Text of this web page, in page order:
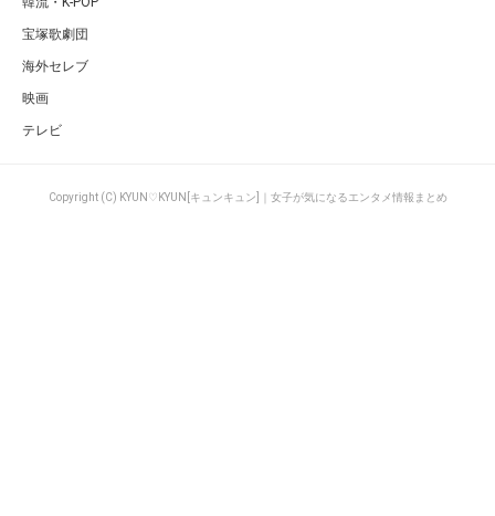
宝塚歌劇団
海外セレブ
映画
テレビ
Copyright (C) KYUN♡KYUN[キュンキュン]｜女子が気になるエンタメ情報まとめ